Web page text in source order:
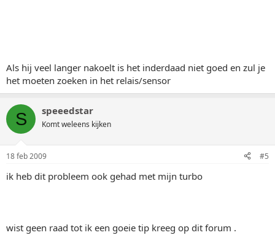
Als hij veel langer nakoelt is het inderdaad niet goed en zul je
het moeten zoeken in het relais/sensor
S speeedstar
Komt weleens kijken
18 feb 2009 #5
ik heb dit probleem ook gehad met mijn turbo
wist geen raad tot ik een goeie tip kreeg op dit forum .